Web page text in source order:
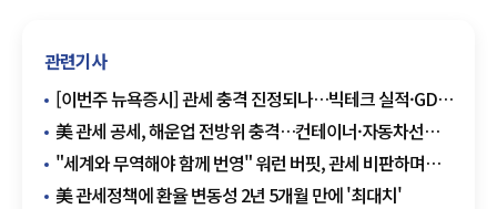
관련기사
[이번주 뉴욕증시] 관세 충격 진정되나…빅테크 실적·GDP
지표 주목
美 관세 공세, 해운업 전방위 충격…컨테이너·자동차선
직격탄
"세계와 무역해야 함께 번영" 워런 버핏, 관세 비판하며
은퇴 선언
美 관세정책에 환율 변동성 2년 5개월 만에 '최대치'